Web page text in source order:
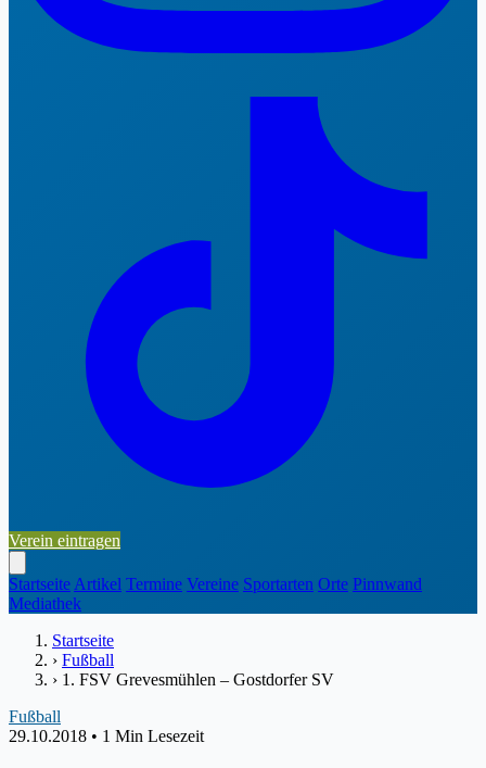
Verein eintragen
Startseite Artikel Termine Vereine Sportarten Orte Pinnwand
Mediathek
Startseite
› Fußball
› 1. FSV Grevesmühlen – Gostdorfer SV
Fußball
29.10.2018 • 1 Min Lesezeit